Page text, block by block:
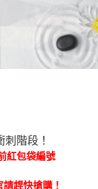
階段！
紅包袋編號
趕快搶購！